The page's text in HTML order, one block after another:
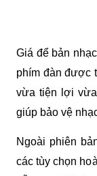
Giá để bản
phím đàn được
vừa tiện lợi
giúp bảo vệ
Ngoài phiên
các tùy chọn